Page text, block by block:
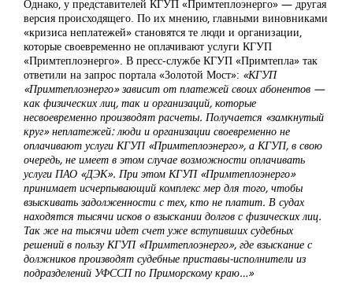
Однако, у представителей КГУП «Примтеплоэнерго» — другая
версия происходящего. По их мнению, главными виновниками
«кризиса неплатежей» становятся те люди и организации,
которые своевременно не оплачивают услуги КГУП
«Примтеплоэнерго». В пресс-службе КГУП «Примтепла» так
ответили на запрос портала «Золотой Мост»: «КГУП
«Примтеплоэнерго» зависит от платежей своих абонентов —
как физических лиц, так и организаций, которые
несвоевременно производят расчеты. Получается «замкнутый
круг» неплатежей: люди и организации своевременно не
оплачивают услуги КГУП «Примтеплоэнерго», а КГУП, в свою
очередь, не имеет в этом случае возможности оплачивать
услуги ПАО «ДЭК». При этом КГУП «Примтеплоэнерго»
принимает исчерпывающий комплекс мер для того, чтобы
взыскивать задолженности с тех, кто не платит. В судах
находятся тысячи исков о взыскании долгов с физических лиц.
Так же на тысячи идет счет уже вступивших судебных
решений в пользу КГУП «Примтеплоэнерго», где взыскание с
должников производят судебные приставы-исполнители из
подразделений УФССП по Приморскому краю…»